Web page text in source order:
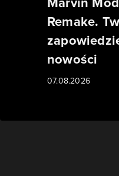
Remake.
nowości
07.08.2026